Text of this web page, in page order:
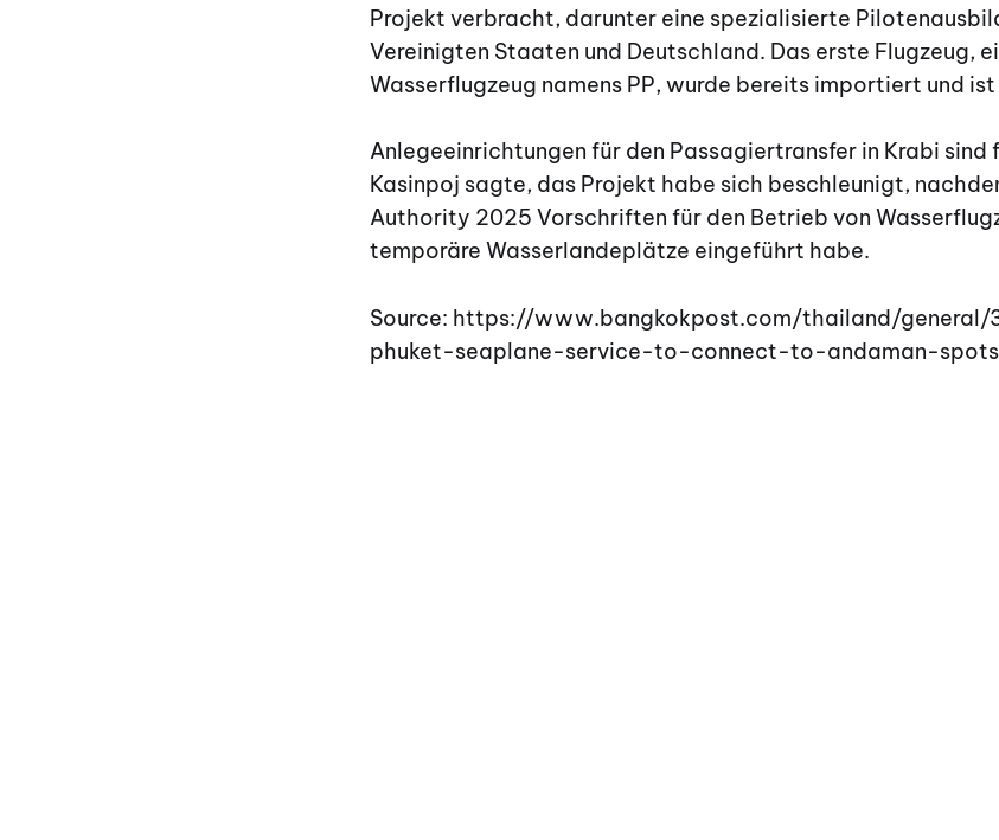
Projekt verbracht, darunter eine spezialisierte
Vereinigten Staaten und Deutschland. Das erste Flugzeug,
Wasserflugzeug namens PP, wurde bereits importiert und
Anlegeeinrichtungen für den Passagiertransfer in Krabi
Kasinpoj sagte, das Projekt habe sich beschleunigt,
Authority 2025 Vorschriften für den Betrieb von
temporäre Wasserlandeplätze eingeführt habe.
Source: https://www.bangkokpost.com/thailand/
phuket-seaplane-service-to-connect-to-andaman-spots